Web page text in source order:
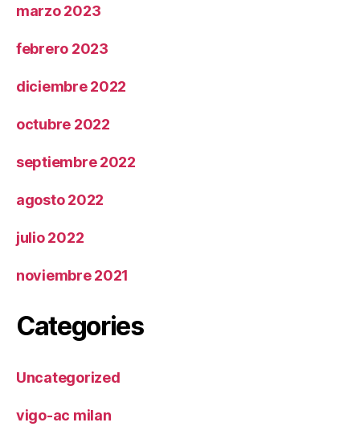
marzo 2023
febrero 2023
diciembre 2022
octubre 2022
septiembre 2022
agosto 2022
julio 2022
noviembre 2021
Categories
Uncategorized
vigo-ac milan